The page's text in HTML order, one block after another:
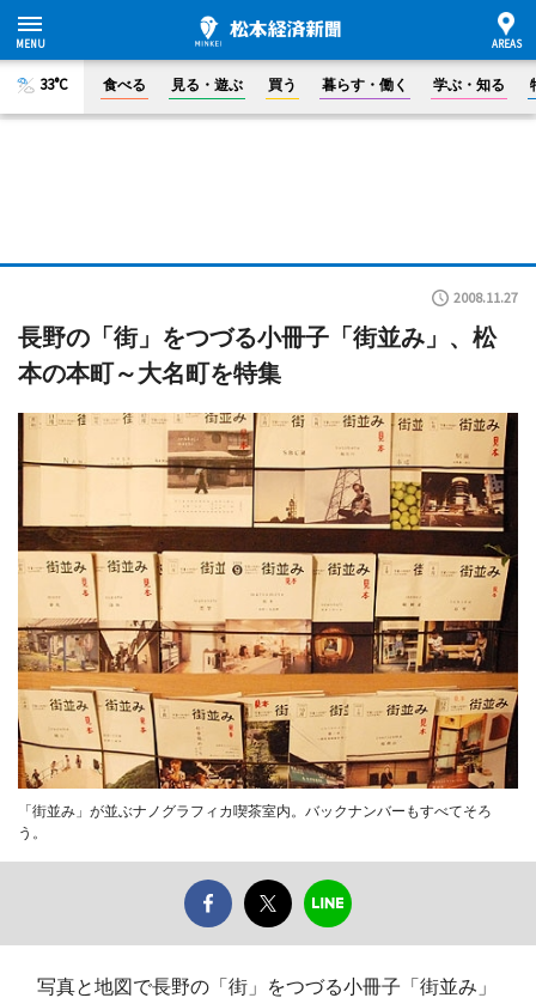
33°C 食べる 見る・遊ぶ 買う 暮らす・働く 学ぶ・知る
2008.11.27
長野の「街」をつづる小冊子「街並み」、松
本の本町～大名町を特集
「街並み」が並ぶナノグラフィカ喫茶室内。バックナンバーもすべてそろ
う。
写真と地図で長野の「街」をつづる小冊子「街並み」